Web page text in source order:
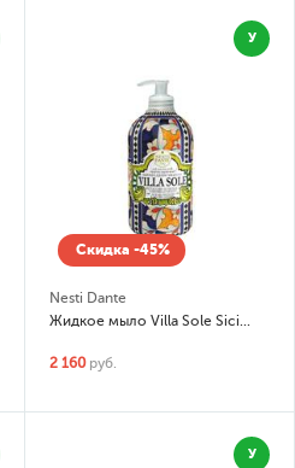
У
Скидка -45%
Nesti Dante
Жидкое мыло Villa Sole Sicilian Pistachio & Salted Caramel (Сицилийская фисташка и солёная карамель)
2 160 руб.
У